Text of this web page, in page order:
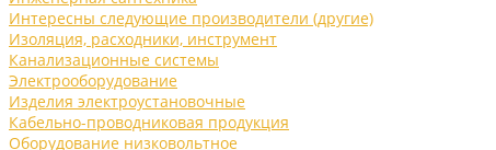
Интересны следующие производители (другие)
Изоляция, расходники, инструмент
Канализационные системы
Электрооборудование
Изделия электроустановочные
Кабельно-проводниковая продукция
Оборудование низковольтное